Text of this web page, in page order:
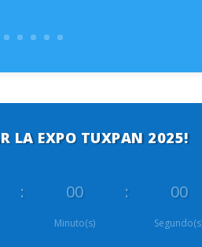
LA EXPO TUXPAN 2025!
: 00
Minuto(s)
: 00